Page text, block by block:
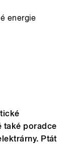
energie
také poradce
Ptát